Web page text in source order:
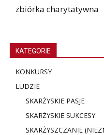
zbiórka charytatywna
KATEGORIE
KONKURSY
LUDZIE
SKARŻYSKIE PASJE
SKARŻYSKIE SUKCESY
SKARŻYSZCZANIE (NIE